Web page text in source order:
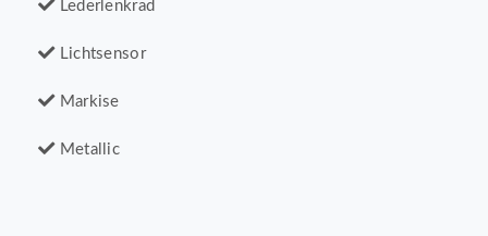
Lederlenkrad
Lichtsensor
Markise
Metallic